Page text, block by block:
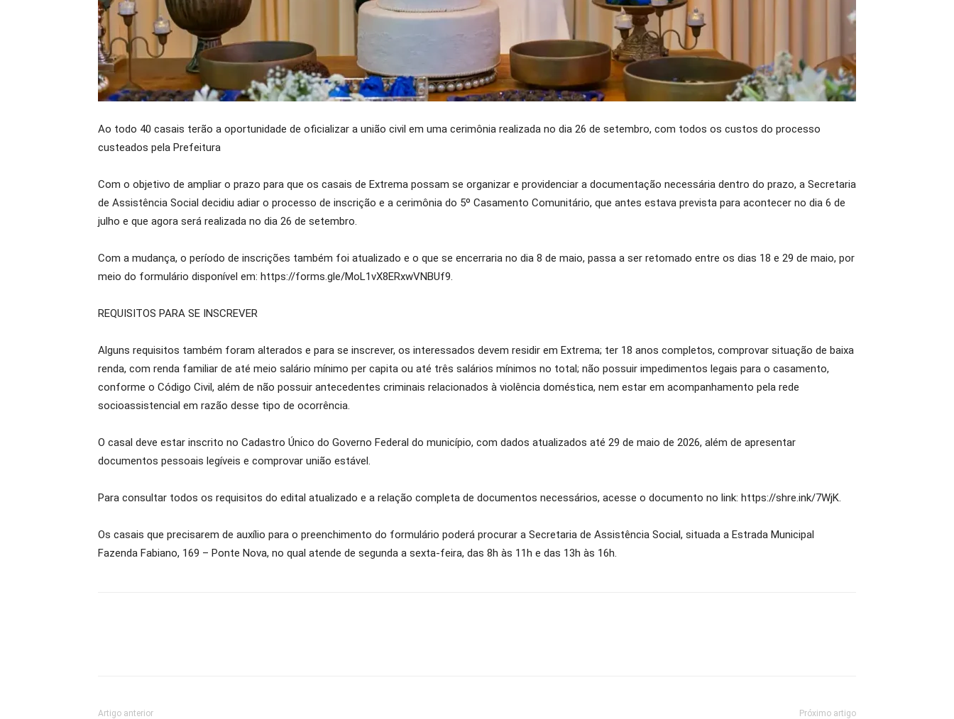
Ao todo 40 casais terão a oportunidade de oficializar a união civil em uma cerimônia realizada no dia 26 de setembro, com todos os custos do processo
custeados pela Prefeitura
Com o objetivo de ampliar o prazo para que os casais de Extrema possam se organizar e providenciar a documentação necessária dentro do prazo, a Secretaria
de Assistência Social decidiu adiar o processo de inscrição e a cerimônia do 5º Casamento Comunitário, que antes estava prevista para acontecer no dia 6 de
julho e que agora será realizada no dia 26 de setembro.
Com a mudança, o período de inscrições também foi atualizado e o que se encerraria no dia 8 de maio, passa a ser retomado entre os dias 18 e 29 de maio, por
meio do formulário disponível em: https://forms.gle/MoL1vX8ERxwVNBUf9.
REQUISITOS PARA SE INSCREVER
Alguns requisitos também foram alterados e para se inscrever, os interessados devem residir em Extrema; ter 18 anos completos, comprovar situação de baixa
renda, com renda familiar de até meio salário mínimo per capita ou até três salários mínimos no total; não possuir impedimentos legais para o casamento,
conforme o Código Civil, além de não possuir antecedentes criminais relacionados à violência doméstica, nem estar em acompanhamento pela rede
socioassistencial em razão desse tipo de ocorrência.
O casal deve estar inscrito no Cadastro Único do Governo Federal do município, com dados atualizados até 29 de maio de 2026, além de apresentar
documentos pessoais legíveis e comprovar união estável.
Para consultar todos os requisitos do edital atualizado e a relação completa de documentos necessários, acesse o documento no link: https://shre.ink/7WjK.
Os casais que precisarem de auxílio para o preenchimento do formulário poderá procurar a Secretaria de Assistência Social, situada a Estrada Municipal
Fazenda Fabiano, 169 – Ponte Nova, no qual atende de segunda a sexta-feira, das 8h às 11h e das 13h às 16h.
Artigo anterior Próximo artigo